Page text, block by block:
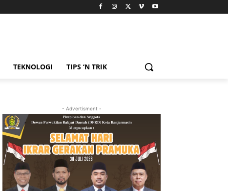
TEKNOLOGI TIPS ‘N TRIK
- Advertisment -